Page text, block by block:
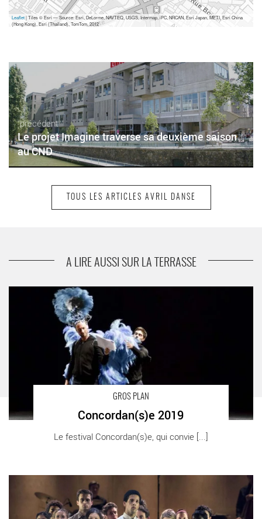
Leaflet| Tiles © Esri — Source: Esri, DeLorme, NAVTEQ, USGS, Intermap, iPC, NRCAN, Esri Japan, METI, Esri China
(Hong Kong), Esri (Thailand), TomTom, 2012
précédent
Le projet Imagine traverse sa deuxième saison
au CND
Rambert
TOUS LES ARTICLES AVRIL DANSE
A LIRE AUSSI SUR LA TERRASSE
GROS PLAN
Concordan(s)e 2019
Le festival Concordan(s)e, qui convie [...]
Concordan(s)e 2019 - Critique sortie Danse Paris Le Carreau du
Goat, hommage à Nina Simone avec le Ballet Rambert - Critique
sortie Danse Paris Théâtre des Abbesses